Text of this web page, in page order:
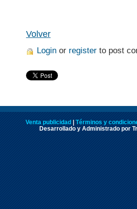
Volver
Login or register to post
Venta publicidad | Términos y
Desarrollado y Administrado por